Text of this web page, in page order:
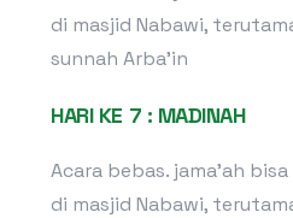
di masjid Nabawi,
sunnah Arba’in
HARI KE 7 : MADINAH
Acara bebas. jama’ah
di masjid Nabawi,